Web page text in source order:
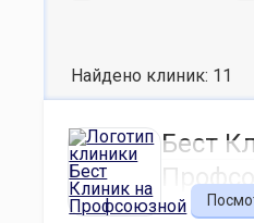
Найдено клиник: 11
Бест